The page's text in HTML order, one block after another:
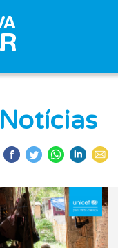
Notícias